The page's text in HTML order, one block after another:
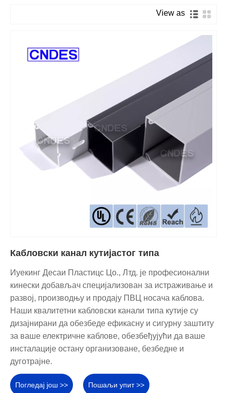
View as
Кабловски канал кутијастог типа
Иуекинг Десаи Пластицс Цо., Лтд. је професионални
кинески добављач специјализован за истраживање и
развој, производњу и продају ПВЦ носача каблова.
Наши квалитетни кабловски канали типа кутије су
дизајнирани да обезбеде ефикасну и сигурну заштиту
за ваше електричне каблове, обезбеђујући да ваше
инсталације остану организоване, безбедне и
дуготрајне.
Погледај још >> Пошаљи упит >>